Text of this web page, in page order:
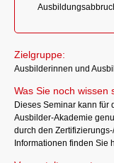
Zielgruppe:
Ausbilderinnen und
Was Sie noch wissen
Dieses Seminar kann für
Ausbilder-Akademie
durch den
Informationen finden Sie